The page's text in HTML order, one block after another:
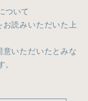
ついて
読みいただいた上
いただいたとみな